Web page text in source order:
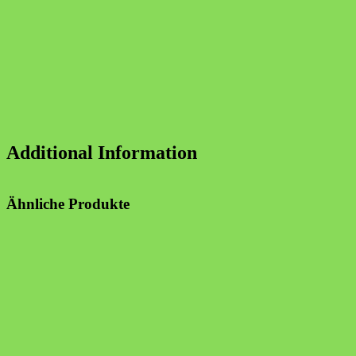
Additional Information
Ähnliche Produkte